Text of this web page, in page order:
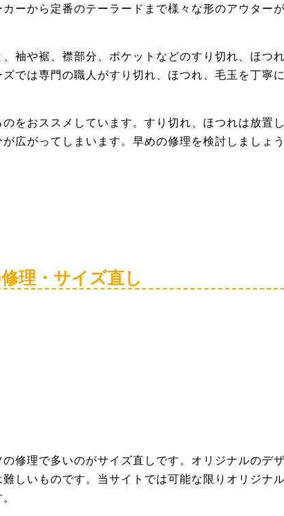
ーから定番のテーラードまで様々な形のアウター
袖や裾、襟部分、ポケットなどのすり切れ、ほつれ
では専門の職人がすり切れ、ほつれ、毛玉を丁寧
をおススメしています。すり切れ、ほつれは放置
広がってしまいます。早めの修理を検討しましょう
理・サイズ直し
修理で多いのがサイズ直しです。オリジナルのデ
しいものです。当サイトでは可能な限りオリジナ